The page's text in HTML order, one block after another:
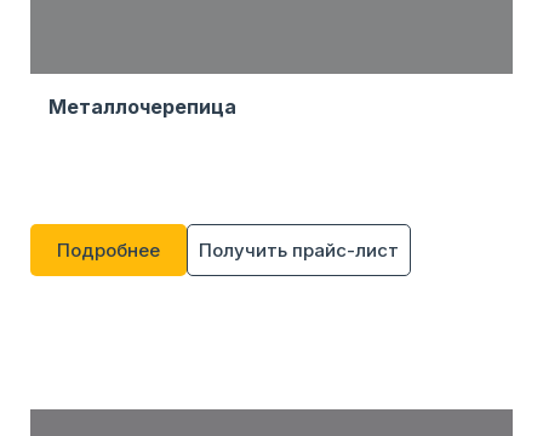
Подробнее Получить прайс-лист
Металлочерепица